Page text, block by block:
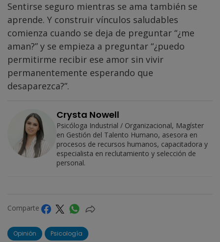
Sentirse seguro mientras se ama también se
aprende. Y construir vínculos saludables
comienza cuando se deja de preguntar “¿me
aman?” y se empieza a preguntar “¿puedo
permitirme recibir ese amor sin vivir
permanentemente esperando que
desaparezca?”.
Crysta Nowell
Psicóloga Industrial / Organizacional, Magíster
en Gestión del Talento Humano, asesora en
procesos de recursos humanos, capacitadora y
especialista en reclutamiento y selección de
personal.
Comparte
Opinión Psicología